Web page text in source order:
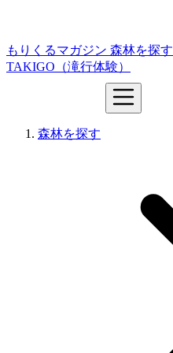
もりくるマガジン 森林を探す
TAKIGO（滝行体験）
森林を探す